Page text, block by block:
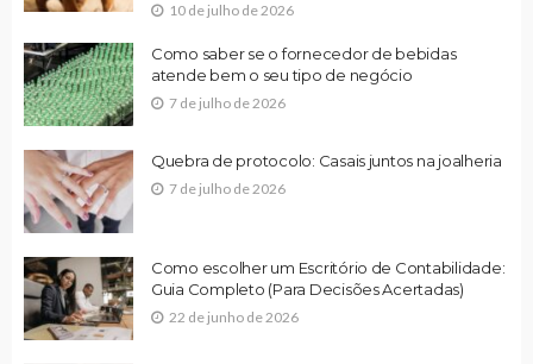
10 de julho de 2026
Como saber se o fornecedor de bebidas
atende bem o seu tipo de negócio
7 de julho de 2026
Quebra de protocolo: Casais juntos na joalheria
7 de julho de 2026
Como escolher um Escritório de Contabilidade:
Guia Completo (Para Decisões Acertadas)
22 de junho de 2026